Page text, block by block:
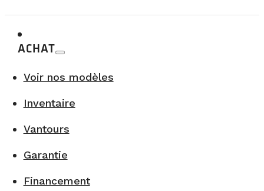
ACHAT
Voir nos modèles
Inventaire
Vantours
Garantie
Financement